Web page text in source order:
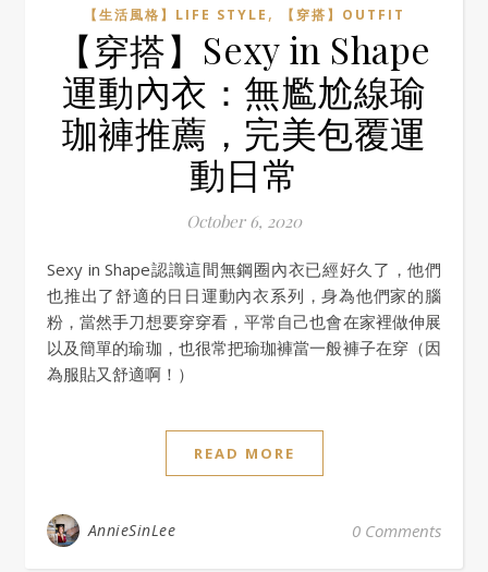
【生活風格】LIFE STYLE , 【穿搭】OUTFIT
【穿搭】Sexy in Shape
運動內衣：無尷尬線瑜
珈褲推薦，完美包覆運
動日常
October 6, 2020
Sexy in Shape認識這間無鋼圈內衣已經好久了，他們
也推出了舒適的日日運動內衣系列，身為他們家的腦
粉，當然手刀想要穿穿看，平常自己也會在家裡做伸展
以及簡單的瑜珈，也很常把瑜珈褲當一般褲子在穿（因
為服貼又舒適啊！）
READ MORE
AnnieSinLee 0 Comments